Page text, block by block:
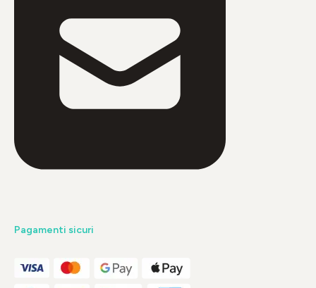
Pagamenti sicuri